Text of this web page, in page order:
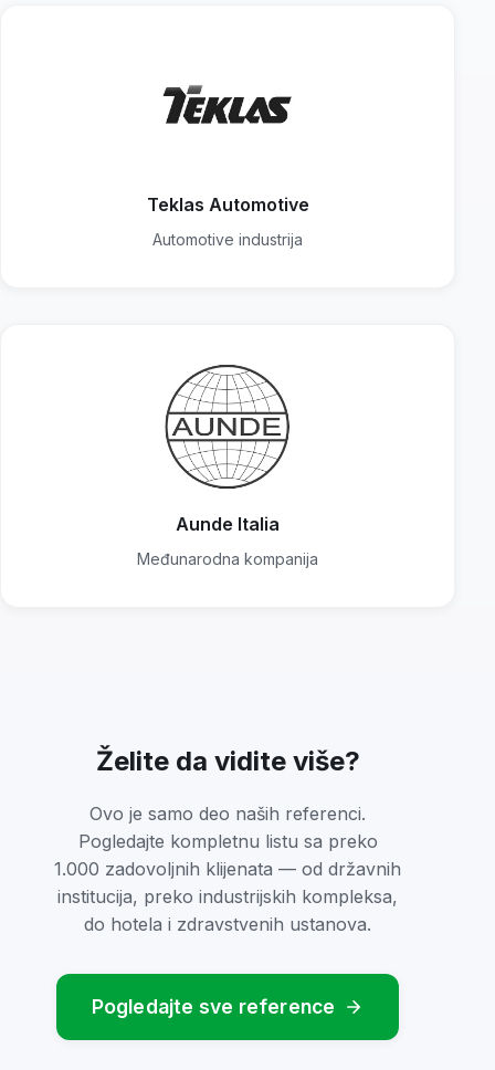
Teklas Automotive
Automotive industrija
Aunde Italia
Međunarodna kompanija
Želite da vidite više?
Ovo je samo deo naših referenci.
Pogledajte kompletnu listu sa preko
1.000 zadovoljnih klijenata — od državnih
institucija, preko industrijskih kompleksa,
do hotela i zdravstvenih ustanova.
Pogledajte sve reference